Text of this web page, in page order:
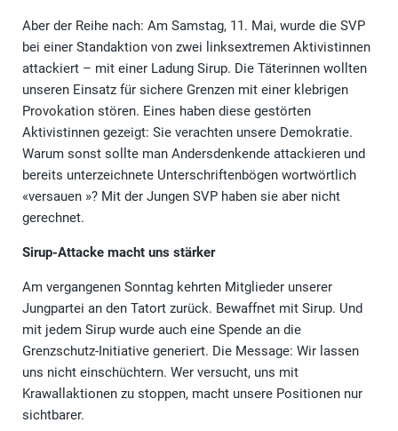
Aber der Reihe nach: Am Samstag, 11. Mai, wurde die SVP
bei einer Standaktion von zwei linksextremen Aktivistinnen
attackiert – mit einer Ladung Sirup. Die Täterinnen wollten
unseren Einsatz für sichere Grenzen mit einer klebrigen
Provokation stören. Eines haben diese gestörten
Aktivistinnen gezeigt: Sie verachten unsere Demokratie.
Warum sonst sollte man Andersdenkende attackieren und
bereits unterzeichnete Unterschriftenbögen wortwörtlich
«versauen »? Mit der Jungen SVP haben sie aber nicht
gerechnet.
Sirup-Attacke macht uns stärker
Am vergangenen Sonntag kehrten Mitglieder unserer
Jungpartei an den Tatort zurück. Bewaffnet mit Sirup. Und
mit jedem Sirup wurde auch eine Spende an die
Grenzschutz-Initiative generiert. Die Message: Wir lassen
uns nicht einschüchtern. Wer versucht, uns mit
Krawallaktionen zu stoppen, macht unsere Positionen nur
sichtbarer.